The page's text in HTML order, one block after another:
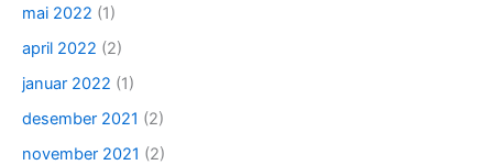
mai 2022 (1)
april 2022 (2)
januar 2022 (1)
desember 2021 (2)
november 2021 (2)